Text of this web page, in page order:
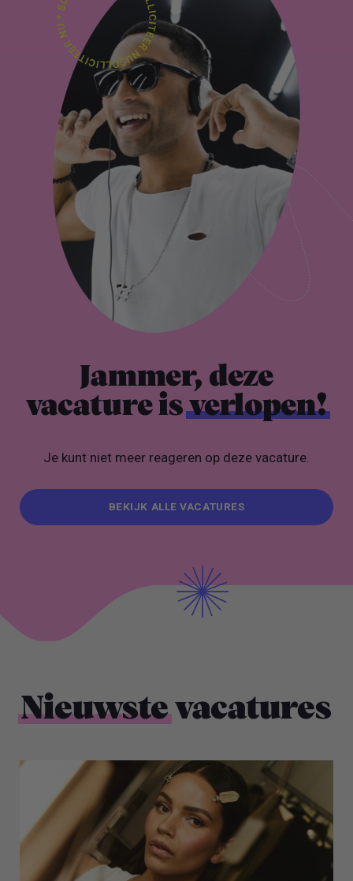
Jammer, deze
vacature isverlopen!
Je kunt niet meer reageren op deze vacature.
BEKIJK ALLE VACATURES
Nieuwstevacatures